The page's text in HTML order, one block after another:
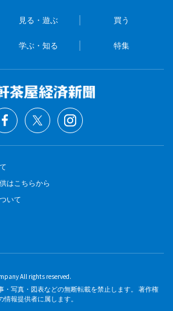
見る・遊ぶ 買う
学ぶ・知る 特集
はこちらから
いて
All rights reserved.
・写真・図表などの無断転載を禁止します。 著作権
報提供者に属します。